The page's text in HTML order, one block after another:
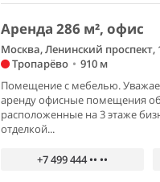
Аренда 286 м², офис
Москва, Ленинский проспект,
Тропарёво • 910 м
Помещение с мебелью.
аренду офисные помещения
расположенные на 3 этаже
отделкой...
+7 499 444 •• ••